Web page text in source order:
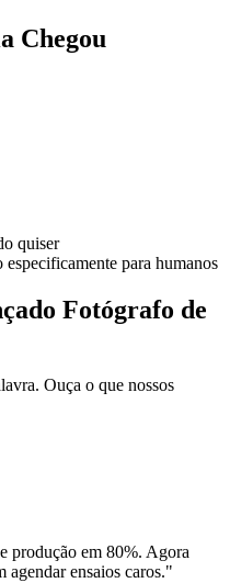
Chegou
quiser
para humanos
Fotógrafo de
Ouça o que nossos
produção em 80%. Agora
agendar ensaios caros."